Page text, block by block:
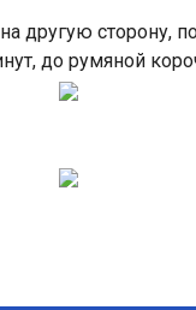
другую сторону,
до румяной